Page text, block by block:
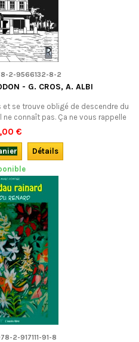
2-9566132-8-2
- G. CROS, A. ALBI
se trouve obligé de descendre du
ne connaît pas. Ça ne vous rappelle
Jean Boudou, bien sûr ! Une belle
à Boudou. En occitan
€
Détails
2-917111-91-8